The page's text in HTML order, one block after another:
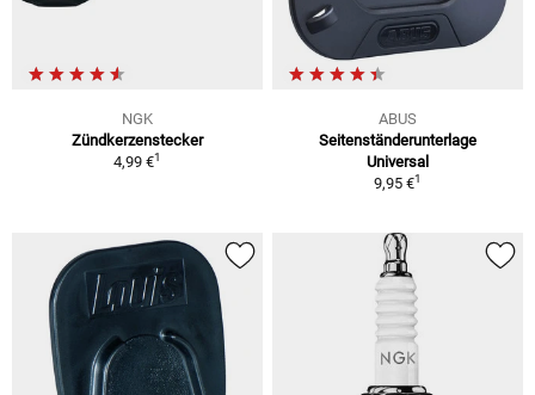
NGK
Zündkerzenstecker
4,99 €1
ABUS
Seitenständerunterlage
Universal
9,95 €1